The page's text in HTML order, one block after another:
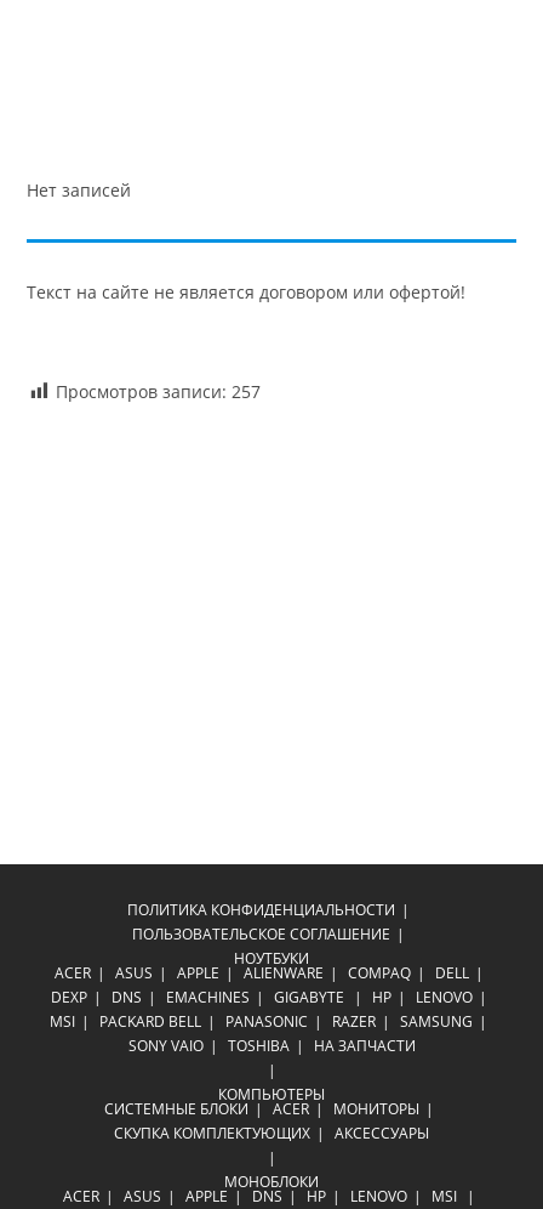
Нет записей
Текст на сайте не является договором или офертой!
Просмотров записи: 257
ПОЛИТИКА КОНФИДЕНЦИАЛЬНОСТИ
ПОЛЬЗОВАТЕЛЬСКОЕ СОГЛАШЕНИЕ
НОУТБУКИ
ACER ASUS APPLE ALIENWARE COMPAQ
DELL
DEXP
DNS EMACHINES GIGABYTE HP
LENOVO
MSI
PACKARD BELL PANASONIC RAZER
SAMSUNG
SONY VAIO
TOSHIBA НА ЗАПЧАСТИ
КОМПЬЮТЕРЫ
СИСТЕМНЫЕ БЛОКИ ACER
МОНИТОРЫ
СКУПКА КОМПЛЕКТУЮЩИХ
АКСЕССУАРЫ
МОНОБЛОКИ
ACER ASUS APPLE DNS HP LENOVO
MSI